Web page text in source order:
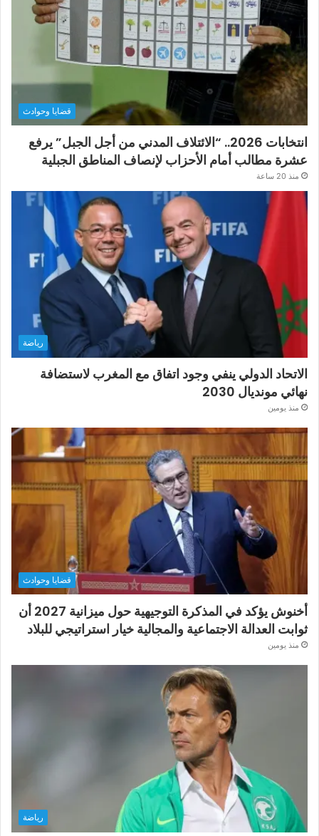
قضايا وحوادث
انتخابات 2026.. “الائتلاف المدني من أجل الجبل” يرفع
عشرة مطالب أمام الأحزاب لإنصاف المناطق الجبلية
منذ 20 ساعة
رياضة
الاتحاد الدولي ينفي وجود اتفاق مع المغرب لاستضافة
نهائي مونديال 2030
منذ يومين
قضايا وحوادث
أخنوش يؤكد في المذكرة التوجيهية حول ميزانية 2027 أن
ثوابت العدالة الاجتماعية والمجالية خيار استراتيجي للبلاد
منذ يومين
رياضة